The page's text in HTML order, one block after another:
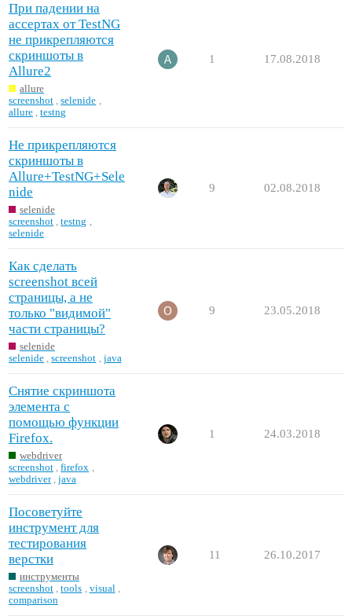
При падении на
ассертах от TestNG
не прикрепляются
скриншоты в
Allure2
allure
screenshot ,selenide
allure ,testng
1 17.08.2018
Не прикрепляются
скриншоты в
Allure+TestNG+Sele
nide
selenide
screenshot ,testng
selenide
9 02.08.2018
Как сделать
screenshot всей
страницы, а не
только "видимой"
части страницы?
selenide
selenide ,screenshot java
9 23.05.2018
Снятие скриншота
элемента c
помощью функции
Firefox.
webdriver
screenshot ,firefox
webdriver ,java
1 24.03.2018
Посоветуйте
инструмент для
тестирования
верстки
инструменты
screenshot ,tools visual
comparison
11 26.10.2017